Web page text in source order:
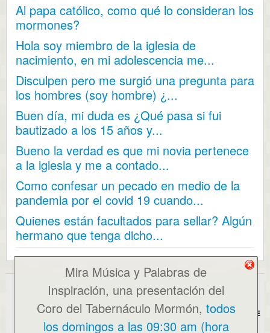
Al papa católico, como qué lo consideran los
mormones?
Hola soy miembro de la iglesia de
nacimiento, en mi adolescencia me...
Disculpen pero me surgió una pregunta para
los hombres (soy hombre) ¿...
Buen día, mi duda es ¿Qué pasa si fui
bautizado a los 15 años y...
Bueno la verdad es que mi novia pertenece
a la iglesia y me a contado...
Como confesar un pecado en medio de la
pandemia por el covid 19 cuando...
Quienes están facultados para sellar? Algún
hermano que tenga dicho...
ALLABOUTMORMONS.COM NO ES UN SITIO WEB OFICIAL DE LA
IGLESIA SUD. TODAS LAS OPINIONES EXPRESADAS SON LAS DE
LOS PUBLICADORES ORIGINALES Y/O DEL WEBMASTER. MEDIANTE
EL USO DE ESTE SITIO WEB, USTED ACEPTA NUESTROS
Mira Música y Palabras de
Inspiración, una presentación del
Coro del Tabernáculo Mormón, todos
los domingos a las 09:30 am (hora